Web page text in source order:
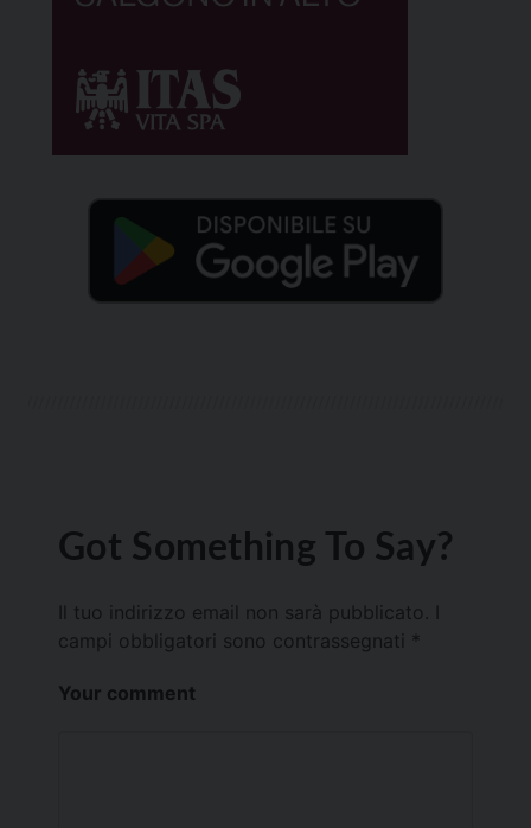
Got Something To Say?
Il tuo indirizzo email non sarà pubblicato.
campi obbligatori sono contrassegnati *
Your comment